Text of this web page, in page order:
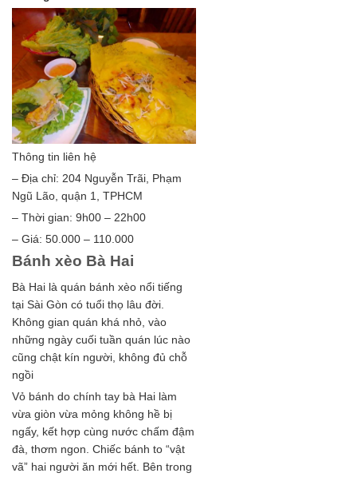
Thông tin liên hệ
– Địa chỉ: 204 Nguyễn Trãi, Phạm
Ngũ Lão, quận 1, TPHCM
– Thời gian: 9h00 – 22h00
– Giá: 50.000 – 110.000
Bánh xèo Bà Hai
Bà Hai là quán bánh xèo nổi tiếng
tại Sài Gòn có tuổi thọ lâu đời.
Không gian quán khá nhỏ, vào
những ngày cuối tuần quán lúc nào
cũng chật kín người, không đủ chỗ
ngồi
Vỏ bánh do chính tay bà Hai làm
vừa giòn vừa mỏng không hề bị
ngấy, kết hợp cùng nước chấm đậm
đà, thơm ngon. Chiếc bánh to “vật
vã” hai người ăn mới hết. Bên trong